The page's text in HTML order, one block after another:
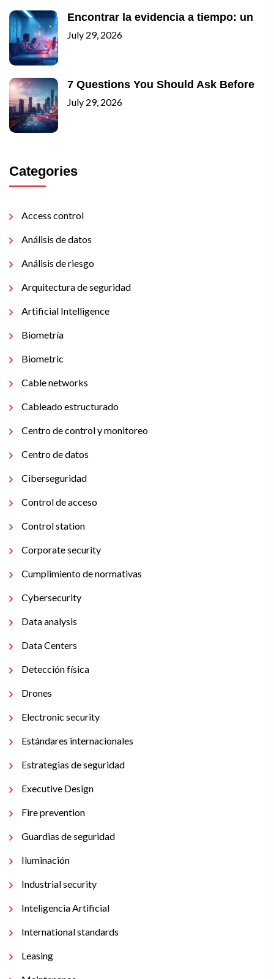
Encontrar la evidencia a tiempo: un
July 29, 2026
7 Questions You Should Ask Before
July 29, 2026
Categories
Access control
Análisis de datos
Análisis de riesgo
Arquitectura de seguridad
Artificial Intelligence
Biometría
Biometric
Cable networks
Cableado estructurado
Centro de control y monitoreo
Centro de datos
Ciberseguridad
Control de acceso
Control station
Corporate security
Cumplimiento de normativas
Cybersecurity
Data analysis
Data Centers
Detección física
Drones
Electronic security
Estándares internacionales
Estrategias de seguridad
Executive Design
Fire prevention
Guardias de seguridad
Iluminación
Industrial security
Inteligencia Artificial
International standards
Leasing